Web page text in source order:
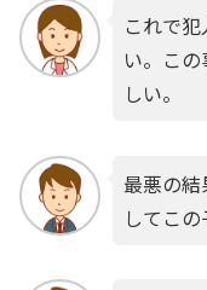
これで
い。こ
しい。
最悪の
してこ